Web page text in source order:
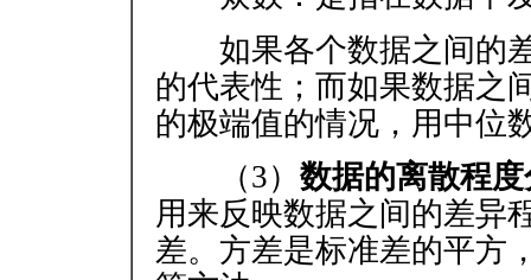
如果各个数据之间的
的代表性；而如果数据之
的极端值的情况，用中位
（3）数据的离散程
用来反映数据之间的差异
差。方差是标准差的平方